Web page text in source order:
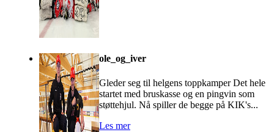
ole_og_iver
Gleder seg til helgens toppkamper Det hele
startet med bruskasse og en pingvin som
støttehjul. Nå spiller de begge på KIK's...
Les mer